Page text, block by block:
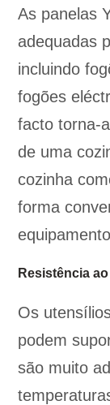
As panelas
adequadas
incluindo
fogões
facto torna-
de uma
cozinha
forma
Resistência
Os
podem
são muito